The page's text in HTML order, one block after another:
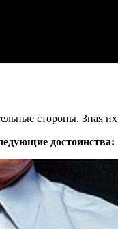
стороны. Зная
достоинства: